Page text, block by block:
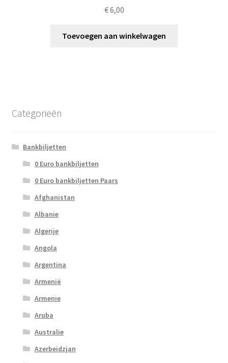
€6,00
Toevoegen aan winkelwagen
Categorieën
Bankbiljetten
0 Euro bankbiljetten
0 Euro bankbiljetten Paars
Afghanistan
Albanie
Algerije
Angola
Argentina
Armenië
Armenie
Aruba
Australie
Azerbeidzjan